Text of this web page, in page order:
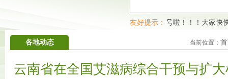
友好提示：
重庆市艾滋病防治工作宣传教育网开通公众号啦！！！大家快快
各地动态 当前位置：
云南省在全国艾滋病综合干预与扩